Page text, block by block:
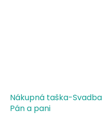
Nákupná taška-Svadba
Pán a pani